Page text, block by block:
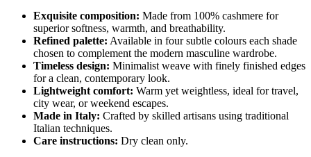
Exquisite composition: Made from 100% cashmere for
superior softness, warmth, and breathability.
Refined palette: Available in four subtle colours each shade
chosen to complement the modern masculine wardrobe.
Timeless design: Minimalist weave with finely finished edges
for a clean, contemporary look.
Lightweight comfort: Warm yet weightless, ideal for travel,
city wear, or weekend escapes.
Made in Italy: Crafted by skilled artisans using traditional
Italian techniques.
Care instructions: Dry clean only.